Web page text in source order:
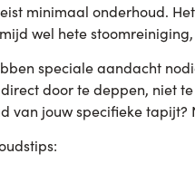
minimaal onderhoud.
wel hete
speciale aandacht
door te deppen, niet
van jouw specifieke tapijt?